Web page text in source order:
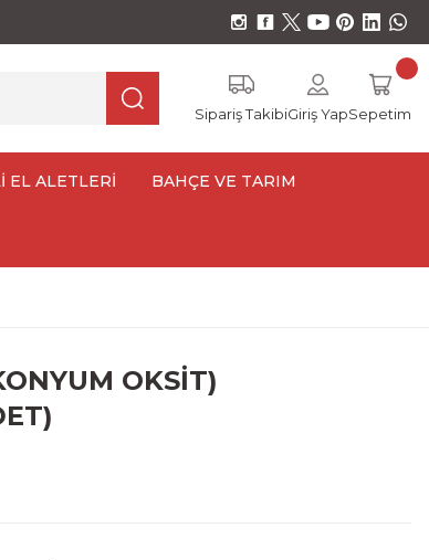
Sipariş TakibiGiriş YapSepetim
EL ALETLERİ BAHÇE VE TARIM
OKSİT)